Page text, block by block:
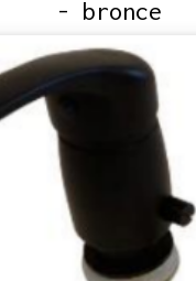
- bronce